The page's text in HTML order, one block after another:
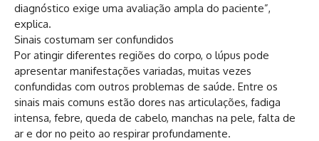
diagnóstico exige uma avaliação ampla do paciente”,
explica.
Sinais costumam ser confundidos
Por atingir diferentes regiões do corpo, o lúpus pode
apresentar manifestações variadas, muitas vezes
confundidas com outros problemas de saúde. Entre os
sinais mais comuns estão dores nas articulações, fadiga
intensa, febre, queda de cabelo, manchas na pele, falta de
ar e dor no peito ao respirar profundamente.